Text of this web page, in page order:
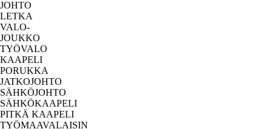
JOHTO
LETKA
VALO-
JOUKKO
TYÖVALO
KAAPELI
PORUKKA
JATKOJOHTO
SÄHKÖJOHTO
SÄHKÖKAAPELI
PITKÄ KAAPELI
TYÖMAAVALAISIN